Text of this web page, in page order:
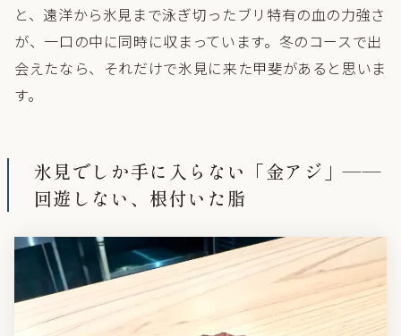
と、遠洋から氷見まで泳ぎ切ったブリ特有の血の力強さ
が、一口の中に同時に収まっています。冬のコースで出
会えたなら、それだけで氷見に来た甲斐があると思いま
す。
氷見でしか手に入らない「金アジ」——
回遊しない、根付いた脂